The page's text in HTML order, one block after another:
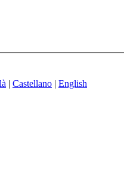
| Castellano | English